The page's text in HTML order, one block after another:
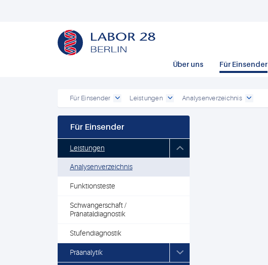
Über uns Für Einsender
Für Einsender Leistungen Analysenverzeichnis
Für Einsender
Leistungen
Analysenverzeichnis
Funktionsteste
Schwangerschaft /
Pränataldiagnostik
Stufendiagnostik
Präanalytik